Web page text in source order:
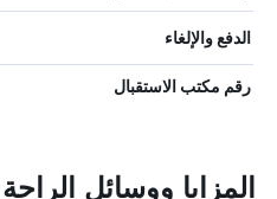
الدفع والإلغاء
رقم مكتب الاستقبال
المزايا ووسائل